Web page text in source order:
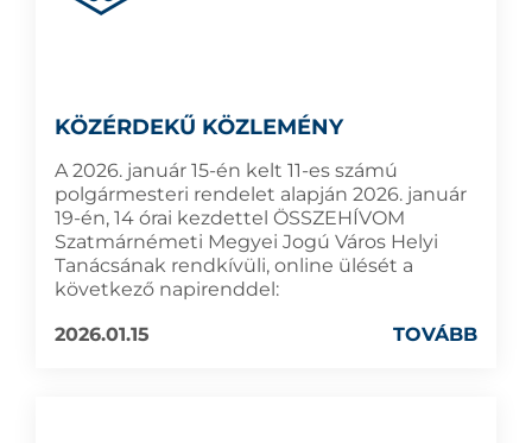
KÖZÉRDEKŰ KÖZLEMÉNY
A 2026. január 15-én kelt 11-es számú
polgármesteri rendelet alapján 2026. január
19-én, 14 órai kezdettel ÖSSZEHÍVOM
Szatmárnémeti Megyei Jogú Város Helyi
Tanácsának rendkívüli, online ülését a
következő napirenddel:
2026.01.15
TOVÁBB